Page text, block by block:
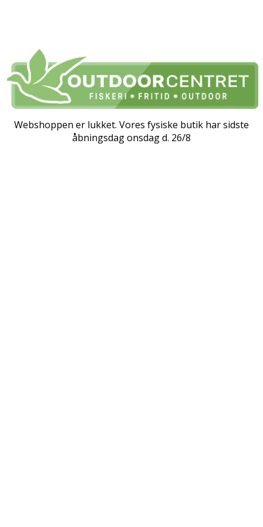
Webshoppen er lukket. Vores fysiske butik har sidste
åbningsdag onsdag d. 26/8